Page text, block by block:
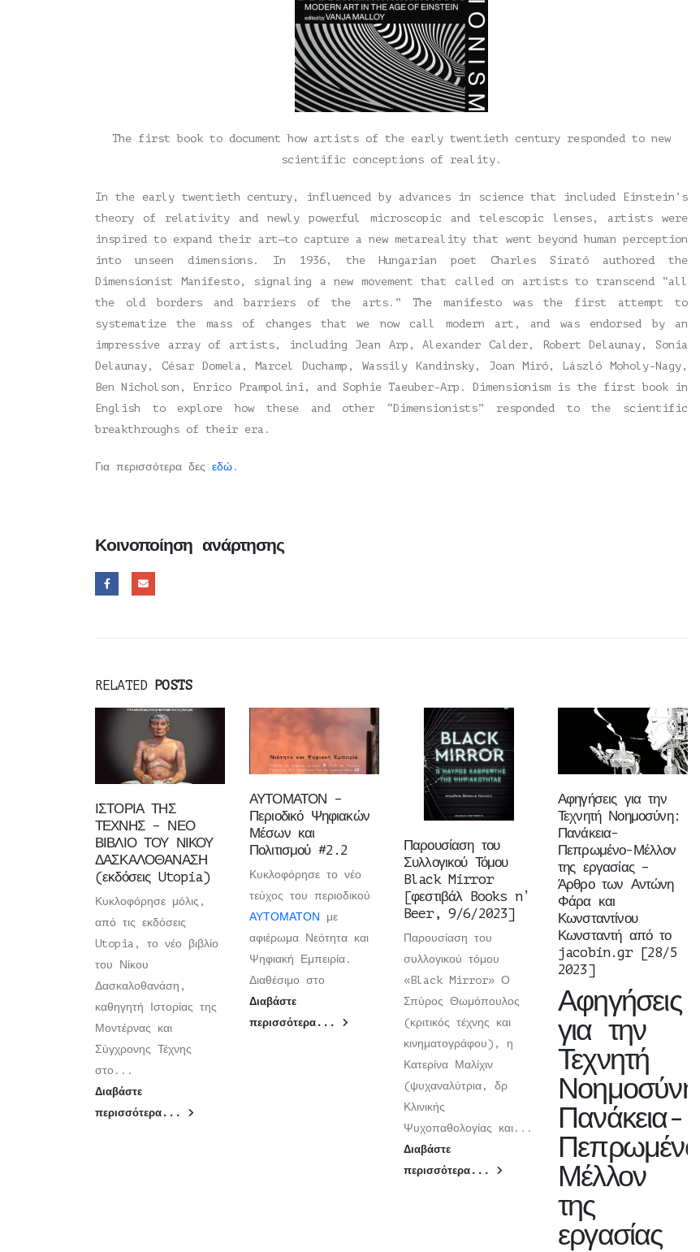
The first book to document how artists of the early twentieth century responded to new
scientific conceptions of reality.
In the early twentieth century, influenced by advances in science that included Einstein’s
theory of relativity and newly powerful microscopic and telescopic lenses, artists were
inspired to expand their art—to capture a new metareality that went beyond human perception
into unseen dimensions. In 1936, the Hungarian poet Charles Sirató authored the
Dimensionist Manifesto, signaling a new movement that called on artists to transcend “all
the old borders and barriers of the arts.” The manifesto was the first attempt to
systematize the mass of changes that we now call modern art, and was endorsed by an
impressive array of artists, including Jean Arp, Alexander Calder, Robert Delaunay, Sonia
Delaunay, César Domela, Marcel Duchamp, Wassily Kandinsky, Joan Miró, László Moholy-Nagy,
Ben Nicholson, Enrico Prampolini, and Sophie Taeuber-Arp. Dimensionism is the first book in
English to explore how these and other “Dimensionists” responded to the scientific
breakthroughs of their era.
Για περισσότερα δες εδώ .
Κοινοποίηση ανάρτησης
RELATED POSTS
ΙΣΤΟΡΙΑ ΤΗΣ
ΤΕΧΝΗΣ – ΝΕΟ
ΒΙΒΛΙΟ ΤΟΥ ΝΙΚΟΥ
ΔΑΣΚΑΛΟΘΑΝΑΣΗ
(εκδόσεις Utopia)
Κυκλοφόρησε μόλις,
από τις εκδόσεις
Utopia, το νέο βιβλίο
του Νίκου
Δασκαλοθανάση,
καθηγητή Ιστορίας της
Μοντέρνας και
Σύγχρονης Τέχνης
στο...
Διαβάστε
περισσότερα...
ΑΥΤΟΜΑΤΟΝ –
Περιοδικό Ψηφιακών
Μέσων και
Πολιτισμού #2.2
Κυκλοφόρησε το νέο
τεύχος του περιοδικού
ΑΥΤΟΜΑΤΟΝ με
αφιέρωμα Νεότητα και
Ψηφιακή Εμπειρία.
Διαθέσιμο στο
Διαβάστε
περισσότερα...
Παρουσίαση του
Συλλογικού Τόμου
Black Mirror
[φεστιβάλ Books n’
Beer, 9/6/2023]
Παρουσίαση του
συλλογικού τόμου
«Black Mirror» Ο
Σπύρος Θωμόπουλος
(κριτικός τέχνης και
κινηματογράφου), η
Κατερίνα Μαλίχιν
(ψυχαναλύτρια, δρ
Κλινικής
Ψυχοπαθολογίας και...
Διαβάστε
περισσότερα...
Αφηγήσεις για την
Τεχνητή Νοημοσύνη:
Πανάκεια-
Πεπρωμένο-Μέλλον
της εργασίας –
Άρθρο των Αντώνη
Φάρα και
Κωνσταντίνου
Κωνσταντή από το
jacobin.gr [28/5
2023]
Αφηγήσεις
για την
Τεχνητή
Νοημοσύνη:
Πανάκεια-
Πεπρωμένο-
Μέλλον
της
εργασίας